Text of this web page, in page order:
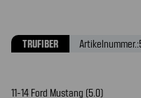
TRUFIBER Artikelnummer.:
11-14 Ford Mustang (5.0)